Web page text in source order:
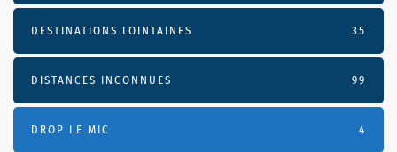
DESTINATIONS LOINTAINES 35
DISTANCES INCONNUES 99
DROP LE MIC 4